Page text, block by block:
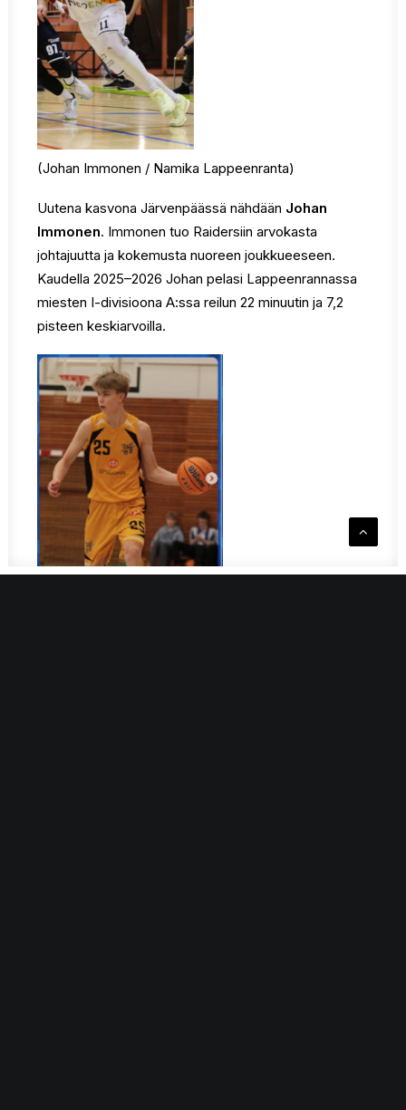
(Johan Immonen / Namika Lappeenranta)
Uutena kasvona Järvenpäässä nähdään Johan
Immonen. Immonen tuo Raidersiin arvokasta
johtajuutta ja kokemusta nuoreen joukkueeseen.
Kaudella 2025–2026 Johan pelasi Lappeenrannassa
miesten I-divisioona A:ssa reilun 22 minuutin ja 7,2
pisteen keskiarvoilla.